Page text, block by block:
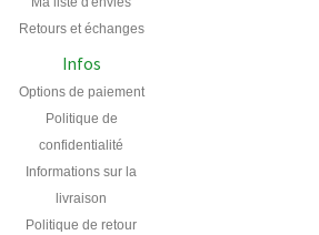
Retours et échanges
Infos
Options de paiement
Politique de
confidentialité
Informations sur la
livraison
Politique de retour